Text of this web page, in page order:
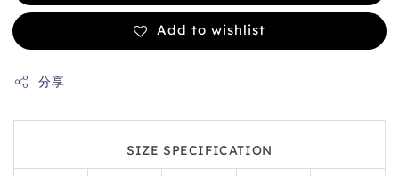
Add to wishlist
分享
SIZE SPECIFICATION